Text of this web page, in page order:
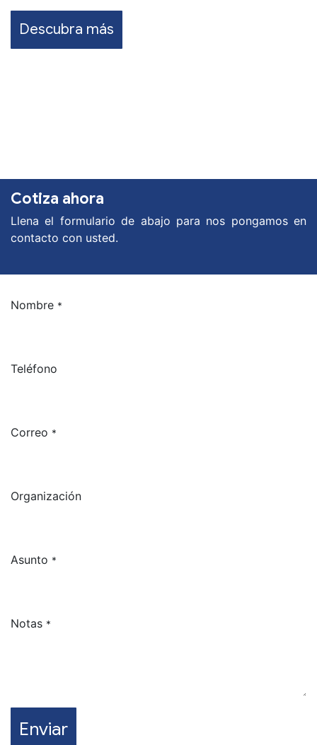
Descubra más
Cotiza ahora
Llena el formulario de abajo para nos pongamos en
contacto con usted.
Nombre *
Teléfono
Correo *
Organización
Asunto *
Notas *
Enviar